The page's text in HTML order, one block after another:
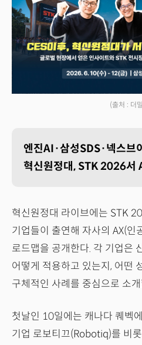
(출처 : 더
엔진AI·삼성SDS·넥스브
혁신원정대, STK 2026서
혁신원정대 라이브에는 STK
기업들이 출연해 자사의 AX(인
로드맵을 공개한다. 각 기업은
어떻게 적용하고 있는지, 어떤
구체적인 사례를 중심으로 소
첫날인 10일에는 캐나다 퀘벡
기업 로보티끄(Robotiq)를 비